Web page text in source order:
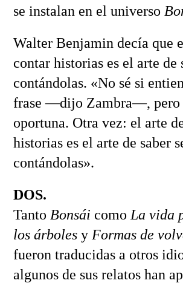
se instalan en el universo
Walter Benjamin decía que
contar historias es el arte de
contándolas. «No sé si
frase —dijo Zambra—, pero
oportuna. Otra vez: el arte
historias es el arte de saber
contándolas».
DOS.
Tanto Bonsái como La vida
los árbolesy Formas de
fueron traducidas a otros
algunos de sus relatos han